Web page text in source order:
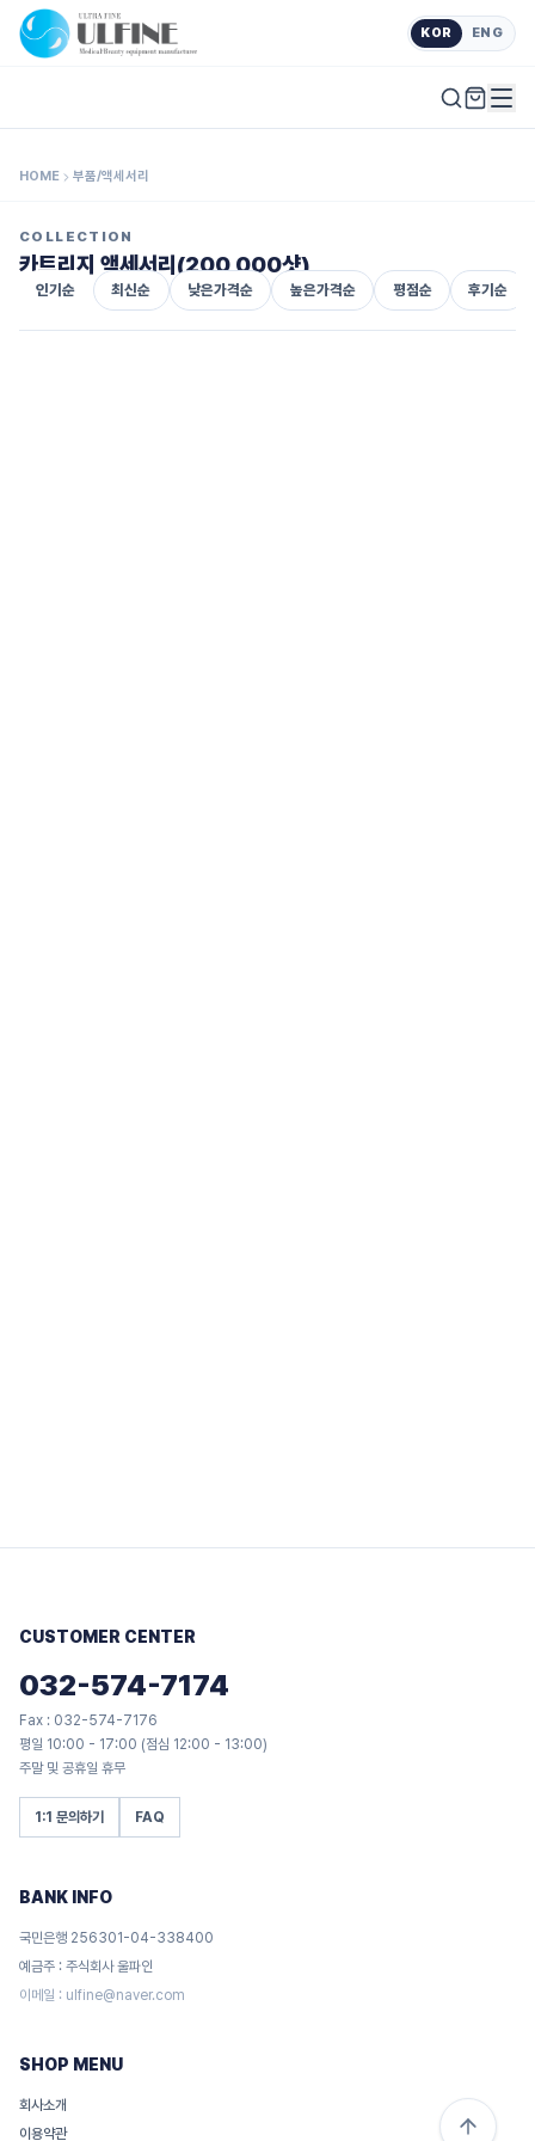
KOR ENG
HOME 부품/액세서리
COLLECTION
카트리지 액세서리(200,000샷)
인기순 최신순 낮은가격순 높은가격순 평점순 후기순
CUSTOMER CENTER
032-574-7174
Fax : 032-574-7176
평일 10:00 - 17:00 (점심 12:00 - 13:00)
주말 및 공휴일 휴무
1:1 문의하기 FAQ
BANK INFO
국민은행 256301-04-338400
예금주 : 주식회사 울파인
이메일 : ulfine@naver.com
SHOP MENU
회사소개
이용약관